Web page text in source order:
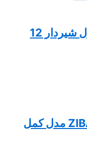
گالن آب کیش ترموس مدل شیردار 12